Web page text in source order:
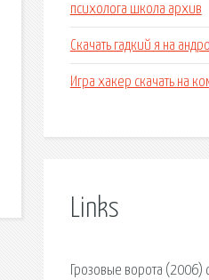
психолога школа архив
Скачать гадкий я на
Игра хакер скачать на
Links
Грозовые ворота (2006)